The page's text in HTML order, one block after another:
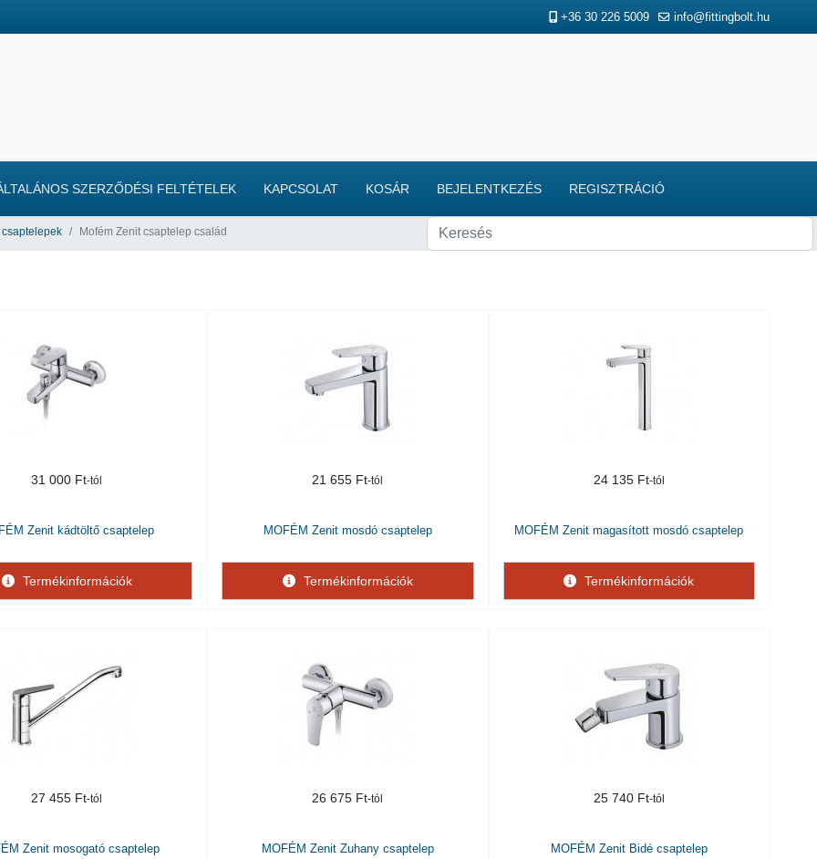
+36 30 226 5009 info@fittingbolt.hu
SZERZŐDÉSI FELTÉTELEK KAPCSOLAT KOSÁR BEJELENTKEZÉS REGISZTRÁCIÓ
csaptelepek Mofém Zenit csaptelep család
31 000 Ft
Zenit kádtöltő csaptelep
Termékinformációk
21 655 Ft
MOFÉM Zenit mosdó csaptelep
Termékinformációk
24 135 Ft
MOFÉM Zenit magasított mosdó csaptelep
Termékinformációk
27 455 Ft
Zenit mosogató csaptelep
26 675 Ft
MOFÉM Zenit Zuhany csaptelep
25 740 Ft
MOFÉM Zenit Bidé csaptelep